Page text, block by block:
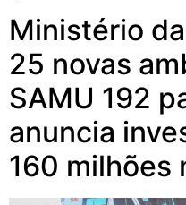
Ministério
25 novas
SAMU 192
anuncia
160 milhões